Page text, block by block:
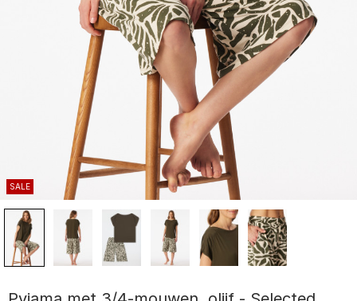
SALE